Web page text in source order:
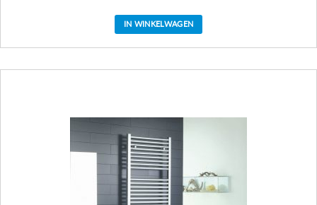
IN WINKELWAGEN